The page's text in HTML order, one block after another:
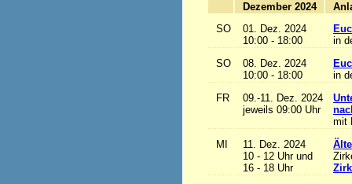
Dezember 2024
SO
01. Dez. 2024
10:00 - 18:00
in
SO
08. Dez. 2024
10:00 - 18:00
in
FR
09.-11. Dez. 2024
jeweils 09:00 Uhr
mit
MI
11. Dez. 2024
10 - 12 Uhr und
16 - 18 Uhr